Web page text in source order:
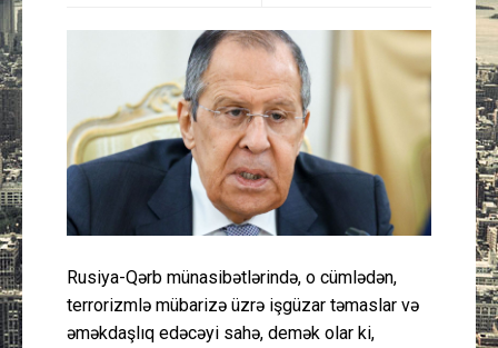
Güney Azərbaycan
Mədəniyyət
Müsahibə
İdman
Rusiya-Qərb münasibətlərində, o cümlədən,
terrorizmlə mübarizə üzrə işgüzar təmaslar və
əməkdaşlıq edəcəyi sahə, demək olar ki,